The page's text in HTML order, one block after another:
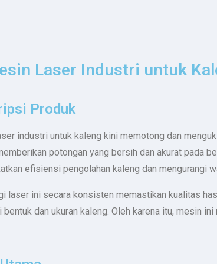
Laser Industri untuk
Produk
industri untuk kaleng kini memotong dan
potongan yang bersih dan akurat pada
efisiensi pengolahan kaleng dan mengurangi
laser ini secara konsisten memastikan kualitas
bentuk dan ukuran kaleng. Oleh karena itu, mesin